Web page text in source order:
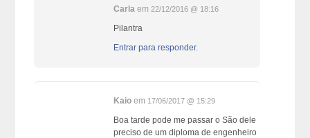
Carla em 22/12/2016 @ 18:16
Pilantra
Entrar para responder.
Kaio em 17/06/2017 @ 15:29
Boa tarde pode me passar o São dele
preciso de um diploma de engenheiro